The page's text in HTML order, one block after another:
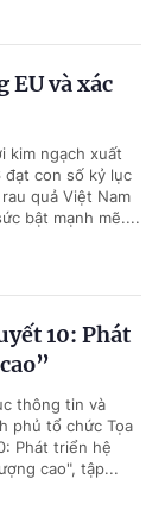
EU và xác
kim ngạch xuất
đạt con số kỷ lục
quả Việt Nam
bật mạnh mẽ....
10: Phát
thông tin và
phủ tổ chức Tọa
Phát triển hệ
cao", tập...